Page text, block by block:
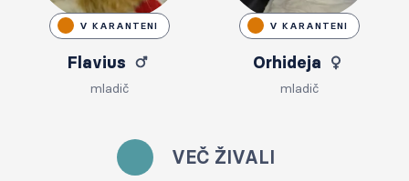
VEČ ŽIVALI
V KARANTENI
Flavius
mladič
V KARANTENI
Orhideja
mladič